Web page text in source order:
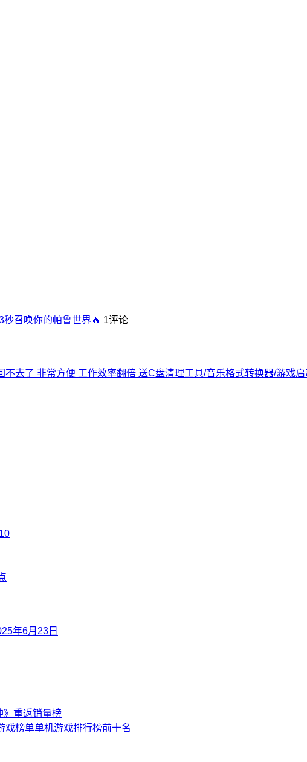
召唤你的帕鲁世界🔥 1评论
去了 非常方便 工作效率翻倍 送C盘清理工具/音乐格式转换器/游戏
年6月23日
》重返销量榜
戏榜单单机游戏排行榜前十名